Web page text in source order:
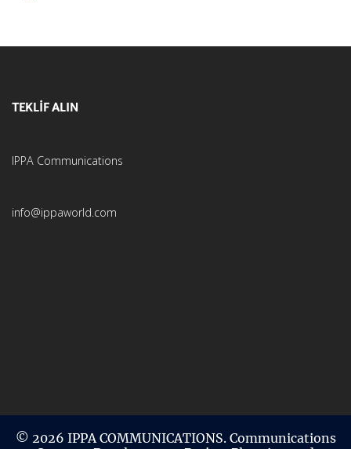
TEKLİF ALIN
IPPA Communications
info@ippaworld.com
© 2026 IPPA COMMUNICATIONS. Communications